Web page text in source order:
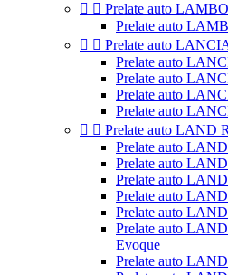
  Prelate auto
Prelate auto
  Prelate auto
Prelate auto
Prelate auto
Prelate auto
Prelate auto
  Prelate auto LAND
Prelate auto
Prelate auto
Prelate auto
Prelate auto
Prelate auto
Prelate auto
Evoque
Prelate auto